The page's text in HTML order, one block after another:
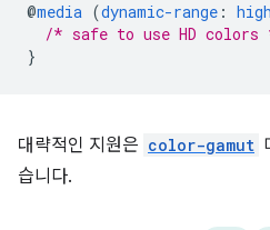
@media (dynamic-range : high
/* safe to use HD colors
}
대략적인 지원은 color-gamut
습니다.